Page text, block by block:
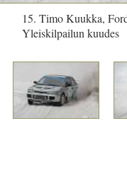
15. Timo Kuukka,
Yleiskilpailun kuudes